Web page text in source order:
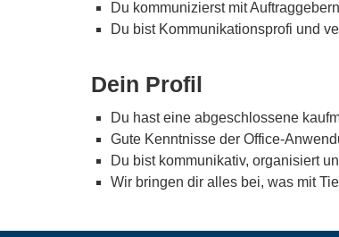
Du kommunizierst mit
Du bist Kommunikationsprofi und
Dein Profil
Du hast eine abgeschlossene
Gute Kenntnisse der Office-
Du bist kommunikativ, organisiert
Wir bringen dir alles bei, was mit